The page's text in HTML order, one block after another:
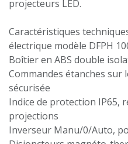
projecteurs LED.
Caractéristiques
électrique modèle DFPH
Boîtier en ABS double
Commandes étanches
sécurisée
Indice de protection IP65,
projections
Inverseur Manu/0/Auto,